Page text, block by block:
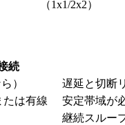
（1x1/2x2）
続
）
遅延と切断
たは有線
安定帯域が
継続スルー